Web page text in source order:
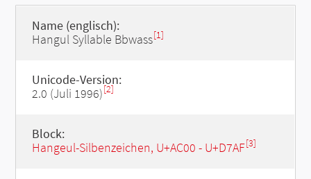
Name (englisch):
Hangul Syllable Bbwass[1]
Unicode-Version:
2.0 (Juli 1996)[2]
Block:
Hangeul-Silbenzeichen, U+AC00 - U+D7AF[3]